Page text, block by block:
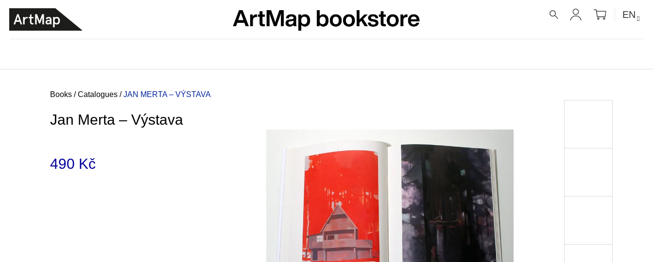
CART
EN
Home
Books / Catalogues / JAN MERTA – VÝSTAVA
Jan Merta – Výstava
490 Kč
BACK
SHOPPING
BACK
SHOPPING
VÝVAR
NEJEN ROMSKÉ RECEPTY PRO
SNESITELNĚJŠÍ KLIMA
300 Kč
Was:
350 Kč